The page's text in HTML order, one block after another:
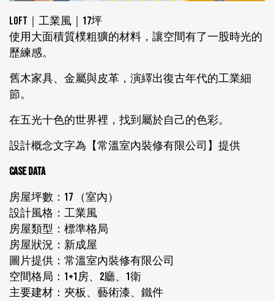
Loft｜工業風｜17坪
使用大面積質樸粗獷的材料，讓空間有了一股時光的
歷練感。
舊木家具、金屬與皮革，演繹出復古年代的工業細
節。
在五光十色的世界裡，找到屬於自己的色彩。
設計概念文字為【常溫室內裝修有限公司】提供
CASE DATA
房屋坪數：17 （室內）
設計風格：工業風
房屋類型：標準格局
房屋狀況：新成屋
圖片提供：常溫室內裝修有限公司
空間格局：1+1房、2廳、1衛
主要建材：夾板、藝術漆、鐵件